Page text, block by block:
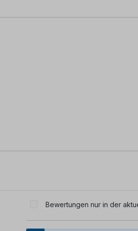
Bewertungen nur in der